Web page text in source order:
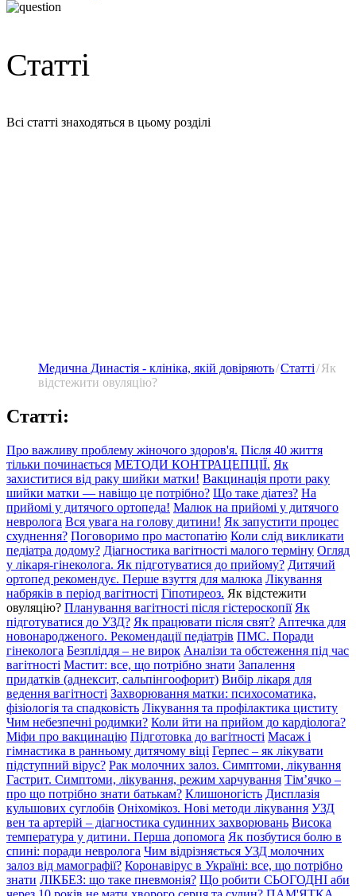
Статті
Всі статті знаходяться в цьому розділі
Медична Династія - клініка, якій довіряють Статті Як
відстежити овуляцію?
Статті:
Про важливу проблему жіночого здоров'я. Після 40 життя
тільки починається МЕТОДИ КОНТРАЦЕПЦІЇ. Як
захиститися від раку шийки матки! Вакцинація проти раку
шийки матки — навіщо це потрібно? Що таке діатез? На
прийомі у дитячого ортопеда! Малюк на прийомі у дитячого
невролога Вся увага на голову дитини! Як запустити процес
схуднення? Поговоримо про мастопатію Коли слід викликати
педіатра додому? Діагностика вагітності малого терміну Огляд
у лікаря-гінеколога. Як підготуватися до прийому? Дитячий
ортопед рекомендує. Перше взуття для малюка Лікування
набряків в період вагітності Гіпотиреоз. Як відстежити
овуляцію? Планування вагітності після гістероскопії Як
підготуватися до УЗД? Як працювати після свят? Аптечка для
новонародженого. Рекомендації педіатрів ПМС. Поради
гінеколога Безпліддя – не вирок Аналізи та обстеження під час
вагітності Мастит: все, що потрібно знати Запалення
придатків (аднексит, сальпінгоофорит) Вибір лікаря для
ведення вагітності Захворювання матки: психосоматика,
фізіологія та спадковість Лікування та профілактика циститу
Чим небезпечні родимки? Коли йти на прийом до кардіолога?
Міфи про вакцинацію Підготовка до вагітності Масаж і
гімнастика в ранньому дитячому віці Герпес – як лікувати
підступний вірус? Рак молочних залоз. Симптоми, лікування
Гастрит. Симптоми, лікування, режим харчування Тім’ячко –
про що потрібно знати батькам? Клишоногість Дисплазія
кульшових суглобів Оніхомікоз. Нові методи лікування УЗД
вен та артерій – діагностика судинних захворювань Висока
температура у дитини. Перша допомога Як позбутися болю в
спині: поради невролога Чим відрізняється УЗД молочних
залоз від мамографії? Коронавірус в Україні: все, що потрібно
знати ЛІКБЕЗ: що таке пневмонія? Що робити СЬОГОДНІ аби